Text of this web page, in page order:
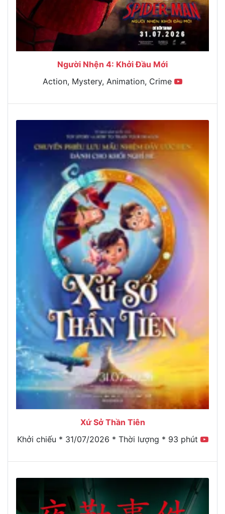
Người Nhện 4: Khởi Đầu Mới
Action, Mystery, Animation, Crime
Xứ Sở Thần Tiên
Khởi chiếu * 31/07/2026 * Thời lượng * 93 phút